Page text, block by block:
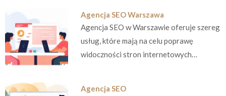
Agencja SEO Warszawa
Agencja SEO w Warszawie oferuje szereg
usług, które mają na celu poprawę
widoczności stron internetowych…
Agencja SEO